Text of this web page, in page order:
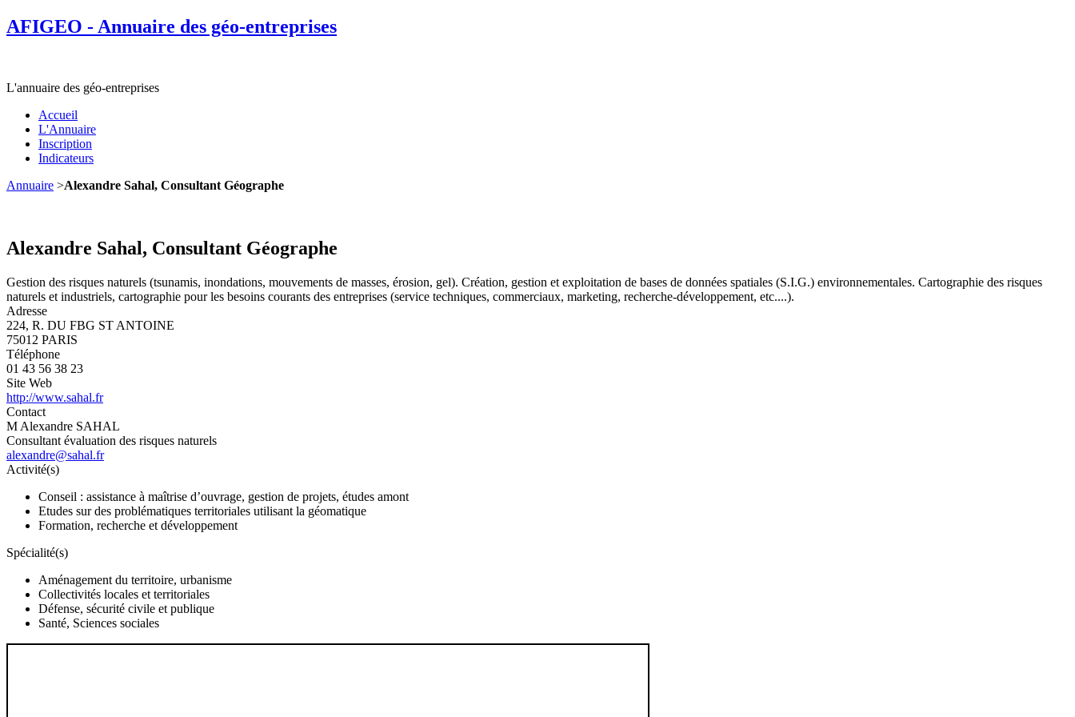
AFIGEO - Annuaire des géo-entreprises
L'annuaire des géo-entreprises
Accueil
L'Annuaire
Inscription
Indicateurs
Annuaire >Alexandre Sahal, Consultant Géographe
Alexandre Sahal, Consultant Géographe
Gestion des risques naturels (tsunamis, inondations, mouvements de masses, érosion, gel). Création, gestion et exploitation de bases de données spatiales (S.I.G.) environnementales. Cartographie des risques
naturels et industriels, cartographie pour les besoins courants des entreprises (service techniques, commerciaux, marketing, recherche-développement, etc....).
Adresse
224, R. DU FBG ST ANTOINE
75012 PARIS
Téléphone
01 43 56 38 23
Site Web
http://www.sahal.fr
Contact
M Alexandre SAHAL
Consultant évaluation des risques naturels
alexandre@sahal.fr
Activité(s)
Conseil : assistance à maîtrise d’ouvrage, gestion de projets, études amont
Etudes sur des problématiques territoriales utilisant la géomatique
Formation, recherche et développement
Spécialité(s)
Aménagement du territoire, urbanisme
Collectivités locales et territoriales
Défense, sécurité civile et publique
Santé, Sciences sociales